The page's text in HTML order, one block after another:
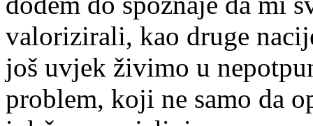
valorizirali, kao druge
još uvjek živimo u
problem, koji ne samo da